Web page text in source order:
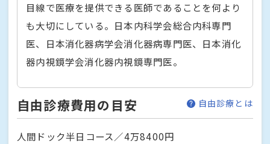
目線で医療を提供できる医師であることを何より
も大切にしている。日本内科学会総合内科専門
医、日本消化器病学会消化器病専門医、日本消化
器内視鏡学会消化器内視鏡専門医。
自由診療費用の目安 自由診療とは
人間ドック半日コース／4万8400円